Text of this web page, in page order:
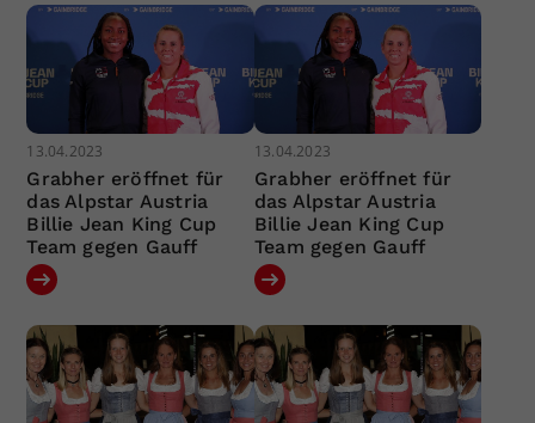
13.04.2023
Grabher eröffnet für
das Alpstar Austria
Billie Jean King Cup
Team gegen Gauff
13.04.2023
Grabher eröffnet für
das Alpstar Austria
Billie Jean King Cup
Team gegen Gauff